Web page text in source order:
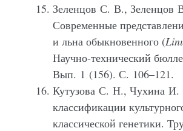
Зеленцов С. В.,
Современные
и льна обыкновенного (
Научно-технический
Вып. 1 (156). С. 106–121.
Кутузова С. Н., Чухина И.
классификации
классической генетики.